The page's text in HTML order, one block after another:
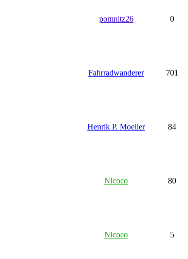
pomnitz26 0
Fahrradwanderer 701
Henrik P. Moeller 84
Nicoco 80
Nicoco 5